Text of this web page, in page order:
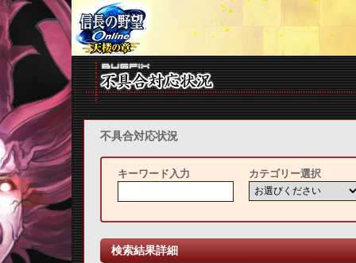
不具合対応状況
キーワード入力 カテゴリー選択
検索結果詳細